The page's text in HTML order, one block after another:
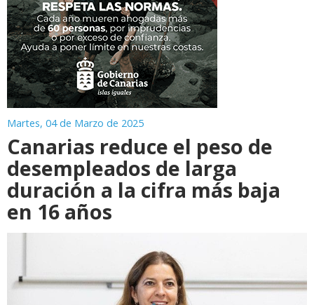
Martes, 04 de Marzo de 2025
Canarias reduce el peso de
desempleados de larga
duración a la cifra más baja
en 16 años